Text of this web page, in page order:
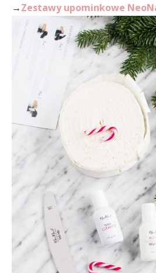
→Zestawy upominkowe